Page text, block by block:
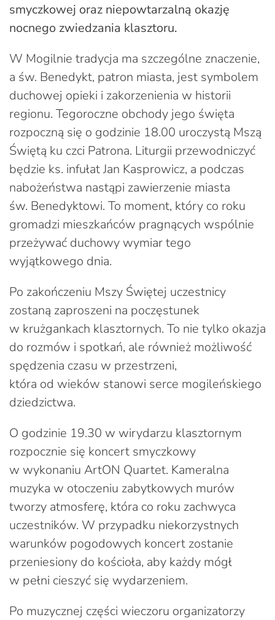
smyczkowej oraz niepowtarzalną okazję
nocnego zwiedzania klasztoru.
W Mogilnie tradycja ma szczególne znaczenie,
a św. Benedykt, patron miasta, jest symbolem
duchowej opieki i zakorzenienia w historii
regionu. Tegoroczne obchody jego święta
rozpoczną się o godzinie 18.00 uroczystą Mszą
Świętą ku czci Patrona. Liturgii przewodniczyć
będzie ks. infułat Jan Kasprowicz, a podczas
nabożeństwa nastąpi zawierzenie miasta
św. Benedyktowi. To moment, który co roku
gromadzi mieszkańców pragnących wspólnie
przeżywać duchowy wymiar tego
wyjątkowego dnia.
Po zakończeniu Mszy Świętej uczestnicy
zostaną zaproszeni na poczęstunek
w krużgankach klasztornych. To nie tylko okazja
do rozmów i spotkań, ale również możliwość
spędzenia czasu w przestrzeni,
która od wieków stanowi serce mogileńskiego
dziedzictwa.
O godzinie 19.30 w wirydarzu klasztornym
rozpocznie się koncert smyczkowy
w wykonaniu ArtON Quartet. Kameralna
muzyka w otoczeniu zabytkowych murów
tworzy atmosferę, która co roku zachwyca
uczestników. W przypadku niekorzystnych
warunków pogodowych koncert zostanie
przeniesiony do kościoła, aby każdy mógł
w pełni cieszyć się wydarzeniem.
Po muzycznej części wieczoru organizatorzy